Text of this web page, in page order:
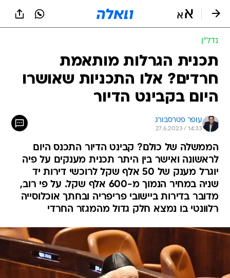
נדל״ן
תכנית הגרלות מותאמת
חרדים? אלו התכניות שאושרו
היום בקבינט הדיור
עופר פטרסבורג
27.6.2023 / 14:33
הממשלה של כולם? קבינט הדיור התכנס היום
לראשונה ואישר בין היתר תכנית מענקים על פיה
יוגרל מענק של 50 אלף שקל לרוכשי דירות יד
שניה במחיר הנמוך מ-600 אלף שקל. על פי רוב,
מדובר בדירות ביישובי פריפריה ובחתך אוכלוסייה
רלוונטי בו נמצא חלק גדול מהמגזר החרדי